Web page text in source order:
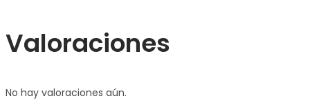
Valoraciones
No hay valoraciones aún.